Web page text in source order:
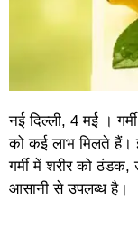
नई दिल्ली, 4 मई ।
को कई लाभ मिलते हैं।
गर्मी में शरीर को
आसानी से उपलब्ध है।